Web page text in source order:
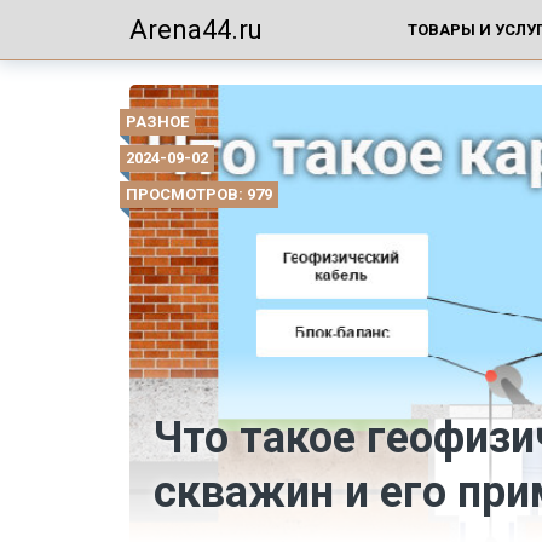
Arena44.ru ТОВАРЫ И
РАЗНОЕ
2024-09-02
ПРОСМОТРОВ: 979
Что такое
скважин и его